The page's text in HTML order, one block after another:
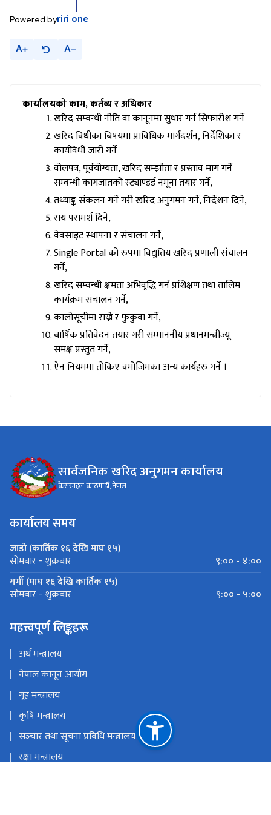
Powered byriri one
A A
कार्यालयको काम, कर्तव्य र अधिकार
खरिद सम्वन्धी नीति वा कानूनमा सुधार गर्न सिफारीश गर्ने
खरिद विधीका बिषयमा प्राविधिक मार्गदर्शन, निर्देशिका र
कार्यविधी जारी गर्ने
वोलपत्र, पूर्वयोग्यता, खरिद सम्झौता र प्रस्ताव माग गर्ने
सम्वन्धी कागजातको स्ट्याण्डर्ड नमूना तयार गर्ने,
तथ्याङ्क संकलन गर्ने गरी खरिद अनुगमन गर्ने, निर्देशन दिने,
राय परामर्श दिने,
वेवसाइट स्थापना र संचालन गर्ने,
Single Portal को रुपमा विद्युतिय खरिद प्रणाली संचालन
गर्ने,
खरिद सम्वन्धी क्षमता अभिवृद्धि गर्न प्रशिक्षण तथा तालिम
कार्यक्रम संचालन गर्ने,
कालोसूचीमा राख्ने र फुकुवा गर्ने,
बार्षिक प्रतिवेदन तयार गरी सम्माननीय प्रधानमन्त्रीज्यू
समक्ष प्रस्तुत गर्ने,
ऐन नियममा तोकिए वमोजिमका अन्य कार्यहरु गर्ने ।
सार्वजनिक खरिद अनुगमन कार्यालय
केसरमहल काठमाडौं, नेपाल
कार्यालय समय
जाडो (कार्तिक १६ देखि माघ १५)
सोमबार - शुक्रबार
९:०० - ४:००
गर्मी (माघ १६ देखि कार्तिक १५)
सोमबार - शुक्रबार ९:०० - ५:००
महत्त्वपूर्ण लिङ्कहरू
अर्थ मन्त्रालय
नेपाल कानून आयोग
गृह मन्त्रालय
कृषि मन्त्रालय
सञ्‍चार तथा सूचना प्रविधि मन्त्रालय
रक्षा मन्त्रालय